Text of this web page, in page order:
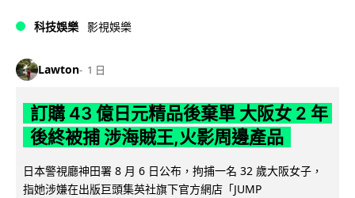
科技娛樂 影視娛樂
Lawton 1 日
訂購 43 億日元精品後棄單 大阪女 2 年
後終被捕 涉海賊王,火影周邊產品
日本警視廳神田署 8 月 6 日公布，拘捕一名 32 歲大阪女子，
指她涉嫌在出版巨頭集英社旗下官方網店「JUMP